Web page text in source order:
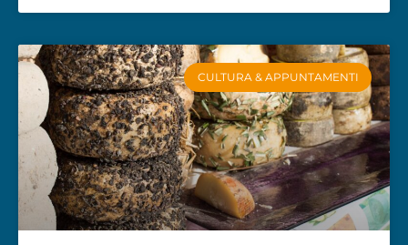
CULTURA & APPUNTAMENTI